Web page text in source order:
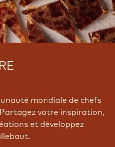
mondiale de chefs
votre inspiration,
et développez